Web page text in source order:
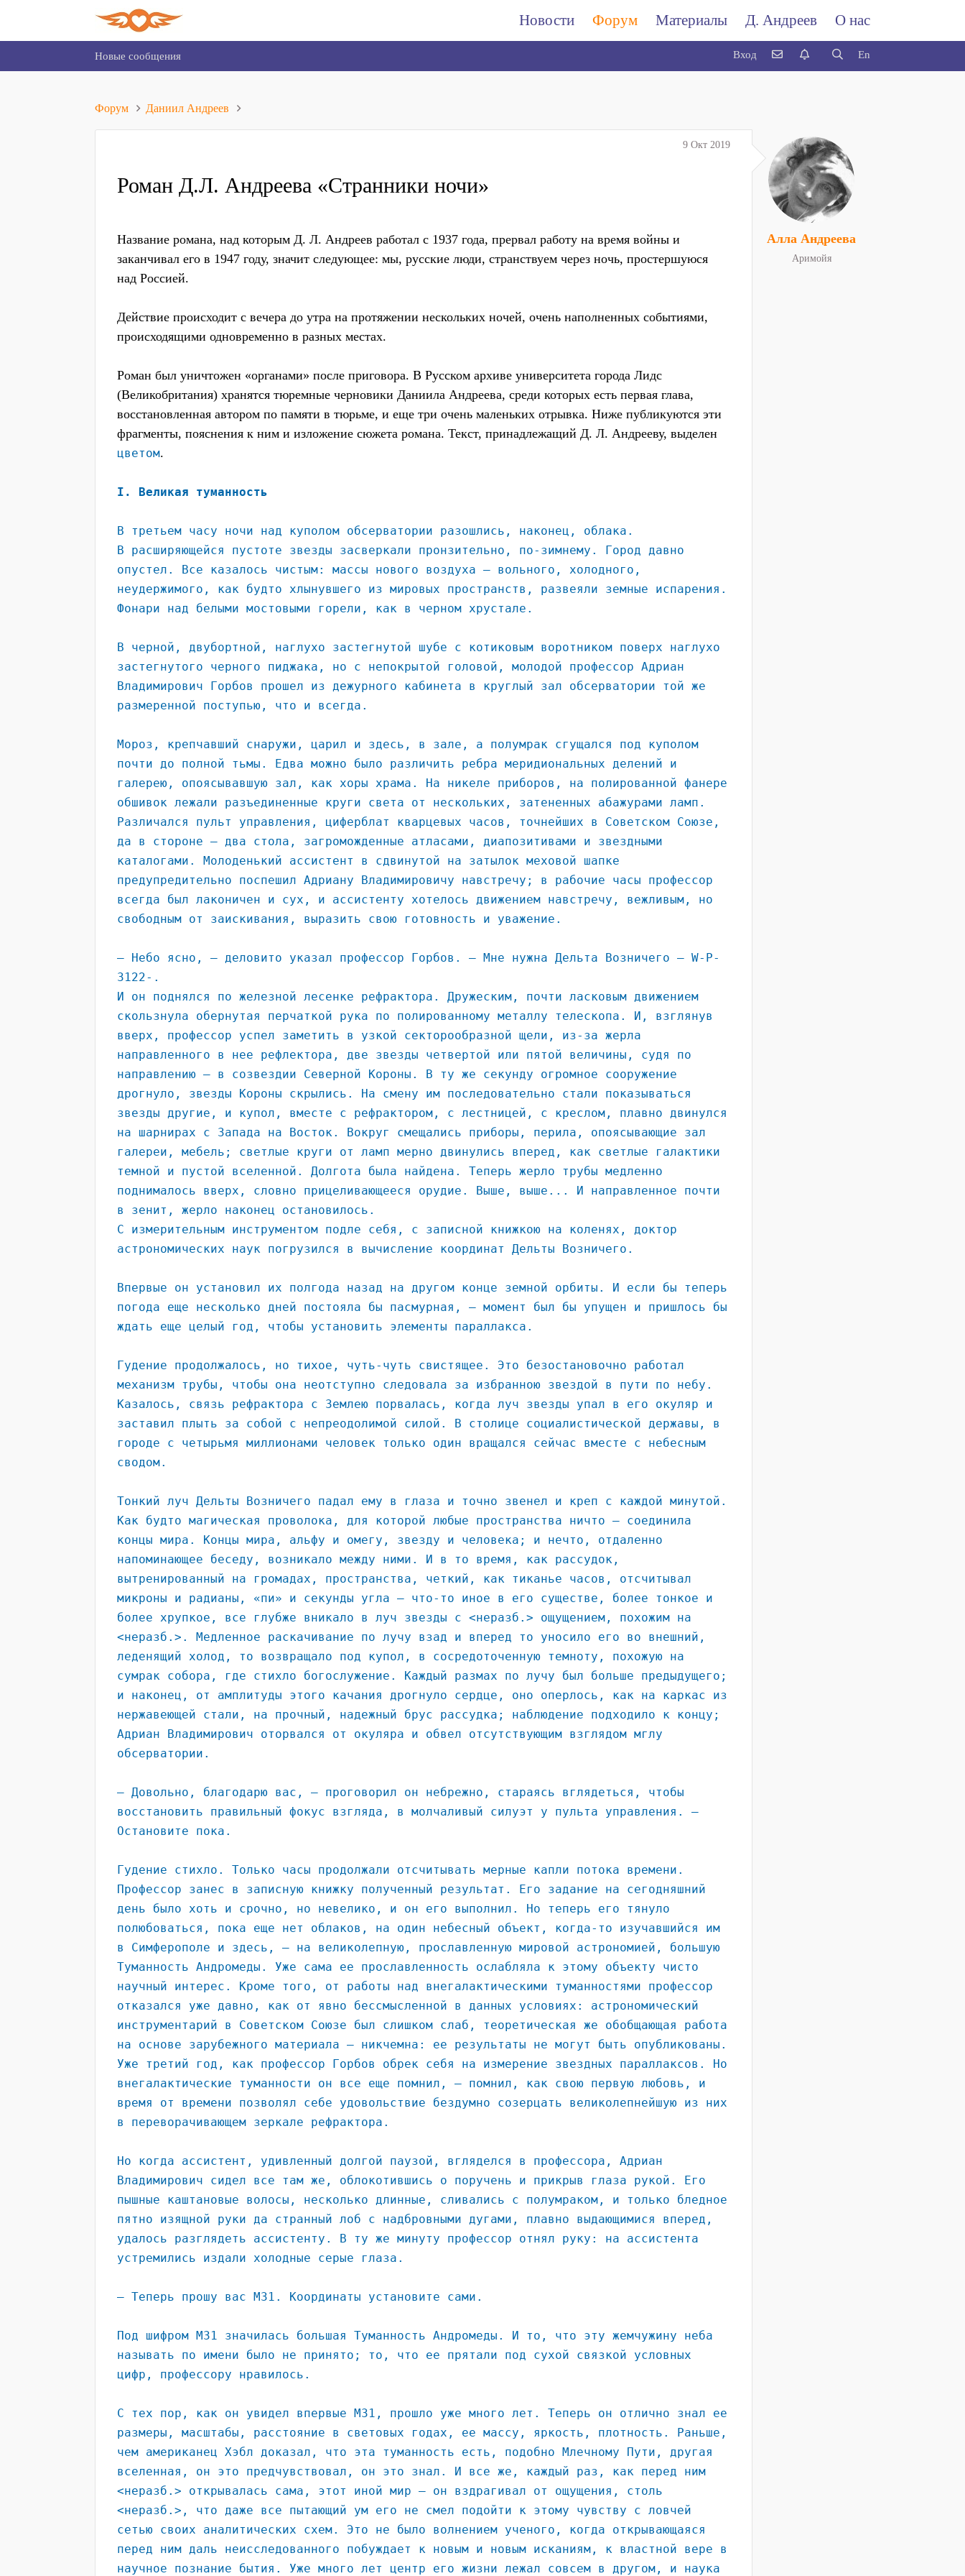
Новости Форум Материалы Д. Андреев О нас
Новые сообщения En
Вход
Форум Даниил Андреев
9 Окт 2019
Роман Д.Л. Андреева «Странники ночи»
Название романа, над которым Д. Л. Андреев работал с 1937 года, прервал работу на время войны и
заканчивал его в 1947 году, значит следующее: мы, русские люди, странствуем через ночь, простершуюся
над Россией.
Действие происходит с вечера до утра на протяжении нескольких ночей, очень наполненных событиями,
происходящими одновременно в разных местах.
Роман был уничтожен «органами» после приговора. В Русском архиве университета города Лидс
(Великобритания) хранятся тюремные черновики Даниила Андреева, среди которых есть первая глава,
восстановленная автором по памяти в тюрьме, и еще три очень маленьких отрывка. Ниже публикуются эти
фрагменты, пояснения к ним и изложение сюжета романа. Текст, принадлежащий Д. Л. Андрееву, выделен
цветом.
I. Великая туманность
В третьем часу ночи над куполом обсерватории разошлись, наконец, облака.
В расширяющейся пустоте звезды засверкали пронзительно, по-зимнему. Город давно
опустел. Все казалось чистым: массы нового воздуха – вольного, холодного,
неудержимого, как будто хлынувшего из мировых пространств, развеяли земные испарения.
Фонари над белыми мостовыми горели, как в черном хрустале.
В черной, двубортной, наглухо застегнутой шубе с котиковым воротником поверх наглухо
застегнутого черного пиджака, но с непокрытой головой, молодой профессор Адриан
Владимирович Горбов прошел из дежурного кабинета в круглый зал обсерватории той же
размеренной поступью, что и всегда.
Мороз, крепчавший снаружи, царил и здесь, в зале, а полумрак сгущался под куполом
почти до полной тьмы. Едва можно было различить ребра меридиональных делений и
галерею, опоясывавшую зал, как хоры храма. На никеле приборов, на полированной фанере
обшивок лежали разъединенные круги света от нескольких, затененных абажурами ламп.
Различался пульт управления, циферблат кварцевых часов, точнейших в Советском Союзе,
да в стороне – два стола, загроможденные атласами, диапозитивами и звездными
каталогами. Молоденький ассистент в сдвинутой на затылок меховой шапке
предупредительно поспешил Адриану Владимировичу навстречу; в рабочие часы профессор
всегда был лаконичен и сух, и ассистенту хотелось движением навстречу, вежливым, но
свободным от заискивания, выразить свою готовность и уважение.
– Небо ясно, – деловито указал профессор Горбов. – Мне нужна Дельта Возничего – W-P-
3122-.
И он поднялся по железной лесенке рефрактора. Дружеским, почти ласковым движением
скользнула обернутая перчаткой рука по полированному металлу телескопа. И, взглянув
вверх, профессор успел заметить в узкой секторообразной щели, из-за жерла
направленного в нее рефлектора, две звезды четвертой или пятой величины, судя по
направлению – в созвездии Северной Короны. В ту же секунду огромное сооружение
дрогнуло, звезды Короны скрылись. На смену им последовательно стали показываться
звезды другие, и купол, вместе с рефрактором, с лестницей, с креслом, плавно двинулся
на шарнирах с Запада на Восток. Вокруг смещались приборы, перила, опоясывающие зал
галереи, мебель; светлые круги от ламп мерно двинулись вперед, как светлые галактики
темной и пустой вселенной. Долгота была найдена. Теперь жерло трубы медленно
поднималось вверх, словно прицеливающееся орудие. Выше, выше... И направленное почти
в зенит, жерло наконец остановилось.
С измерительным инструментом подле себя, с записной книжкою на коленях, доктор
астрономических наук погрузился в вычисление координат Дельты Возничего.
Впервые он установил их полгода назад на другом конце земной орбиты. И если бы теперь
погода еще несколько дней постояла бы пасмурная, – момент был бы упущен и пришлось бы
ждать еще целый год, чтобы установить элементы параллакса.
Гудение продолжалось, но тихое, чуть-чуть свистящее. Это безостановочно работал
механизм трубы, чтобы она неотступно следовала за избранною звездой в пути по небу.
Казалось, связь рефрактора с Землею порвалась, когда луч звезды упал в его окуляр и
заставил плыть за собой с непреодолимой силой. В столице социалистической державы, в
городе с четырьмя миллионами человек только один вращался сейчас вместе с небесным
сводом.
Тонкий луч Дельты Возничего падал ему в глаза и точно звенел и креп с каждой минутой.
Как будто магическая проволока, для которой любые пространства ничто – соединила
концы мира. Концы мира, альфу и омегу, звезду и человека; и нечто, отдаленно
напоминающее беседу, возникало между ними. И в то время, как рассудок,
вытренированный на громадах, пространства, четкий, как тиканье часов, отсчитывал
микроны и радианы, «пи» и секунды угла – что-то иное в его существе, более тонкое и
более хрупкое, все глубже вникало в луч звезды с <неразб.> ощущением, похожим на
<неразб.>. Медленное раскачивание по лучу взад и вперед то уносило его во внешний,
леденящий холод, то возвращало под купол, в сосредоточенную темноту, похожую на
сумрак собора, где стихло богослужение. Каждый размах по лучу был больше предыдущего;
и наконец, от амплитуды этого качания дрогнуло сердце, оно оперлось, как на каркас из
нержавеющей стали, на прочный, надежный брус рассудка; наблюдение подходило к концу;
Адриан Владимирович оторвался от окуляра и обвел отсутствующим взглядом мглу
обсерватории.
– Довольно, благодарю вас, – проговорил он небрежно, стараясь вглядеться, чтобы
восстановить правильный фокус взгляда, в молчаливый силуэт у пульта управления. –
Остановите пока.
Гудение стихло. Только часы продолжали отсчитывать мерные капли потока времени.
Профессор занес в записную книжку полученный результат. Его задание на сегодняшний
день было хоть и срочно, но невелико, и он его выполнил. Но теперь его тянуло
полюбоваться, пока еще нет облаков, на один небесный объект, когда-то изучавшийся им
в Симферополе и здесь, – на великолепную, прославленную мировой астрономией, большую
Туманность Андромеды. Уже сама ее прославленность ослабляла к этому объекту чисто
научный интерес. Кроме того, от работы над внегалактическими туманностями профессор
отказался уже давно, как от явно бессмысленной в данных условиях: астрономический
инструментарий в Советском Союзе был слишком слаб, теоретическая же обобщающая работа
на основе зарубежного материала – никчемна: ее результаты не могут быть опубликованы.
Уже третий год, как профессор Горбов обрек себя на измерение звездных параллаксов. Но
внегалактические туманности он все еще помнил, – помнил, как свою первую любовь, и
время от времени позволял себе удовольствие бездумно созерцать великолепнейшую из них
в переворачивающем зеркале рефрактора.
Но когда ассистент, удивленный долгой паузой, вгляделся в профессора, Адриан
Владимирович сидел все там же, облокотившись о поручень и прикрыв глаза рукой. Его
пышные каштановые волосы, несколько длинные, сливались с полумраком, и только бледное
пятно изящной руки да странный лоб с надбровными дугами, плавно выдающимися вперед,
удалось разглядеть ассистенту. В ту же минуту профессор отнял руку: на ассистента
устремились издали холодные серые глаза.
– Теперь прошу вас М31. Координаты установите сами.
Под шифром М31 значилась большая Туманность Андромеды. И то, что эту жемчужину неба
называть по имени было не принято; то, что ее прятали под сухой связкой условных
цифр, профессору нравилось.
С тех пор, как он увидел впервые М31, прошло уже много лет. Теперь он отлично знал ее
размеры, масштабы, расстояние в световых годах, ее массу, яркость, плотность. Раньше,
чем американец Хэбл доказал, что эта туманность есть, подобно Млечному Пути, другая
вселенная, он это предчувствовал, он это знал. И все же, каждый раз, как перед ним
<неразб.> открывалась сама, этот иной мир – он вздрагивал от ощущения, столь
<неразб.>, что даже все пытающий ум его не смел подойти к этому чувству с ловчей
сетью своих аналитических схем. Это не было волнением ученого, когда открывающаяся
перед ним даль неисследованного побуждает к новым и новым исканиям, к властной вере в
научное познание бытия. Уже много лет центр его жизни лежал совсем в другом, и наука
Алла Андреева
Аримойя